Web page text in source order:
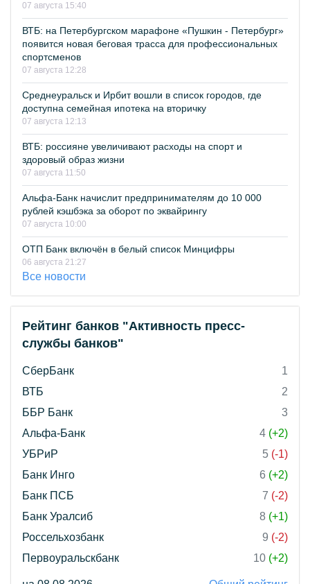
07 августа 15:40
ВТБ: на Петербургском марафоне «Пушкин - Петербург»
появится новая беговая трасса для профессиональных
спортсменов
07 августа 12:28
Среднеуральск и Ирбит вошли в список городов, где
доступна семейная ипотека на вторичку
07 августа 12:13
ВТБ: россияне увеличивают расходы на спорт и
здоровый образ жизни
07 августа 11:50
Альфа-Банк начислит предпринимателям до 10 000
рублей кэшбэка за оборот по эквайрингу
07 августа 10:00
ОТП Банк включён в белый список Минцифры
06 августа 21:27
Все новости
Рейтинг банков "Активность пресс-
службы банков"
СберБанк
1
ВТБ
2
ББР Банк
3
Альфа-Банк
4 (+2)
УБРиР
5 (-1)
Банк Инго
6 (+2)
Банк ПСБ
7 (-2)
Банк Уралсиб
8 (+1)
Россельхозбанк
9 (-2)
Первоуральскбанк
10 (+2)